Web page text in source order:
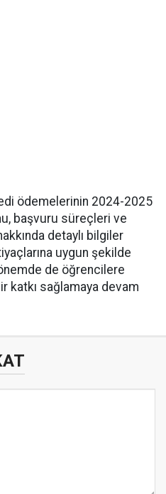
ödemelerinin 2024-2025
başvuru süreçleri ve
detaylı bilgiler
uygun şekilde
de öğrencilere
katkı sağlamaya devam